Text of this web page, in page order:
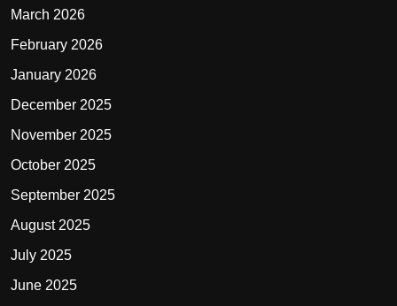
March 2026
February 2026
January 2026
December 2025
November 2025
October 2025
September 2025
August 2025
July 2025
June 2025